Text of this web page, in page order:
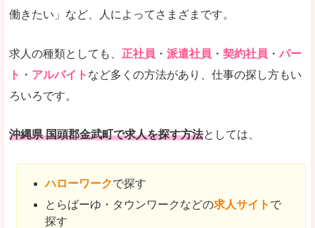
働きたい」など、人によってさまざまです。
求人の種類としても、 正社員 ・ 派遣社員 ・ 契約社員 ・ パー
ト ・ アルバイト など多くの方法があり、仕事の探し方もい
ろいろです。
沖縄県 国頭郡金武町で求人を探す方法としては、
ハローワークで探す
とらばーゆ・タウンワークなどの求人サイト で
探す